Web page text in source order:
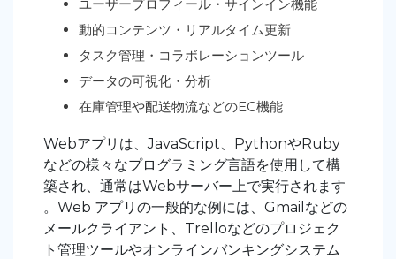
ユーザープロフィール・サインイン機能
動的コンテンツ・リアルタイム更新
タスク管理・コラボレーションツール
データの可視化・分析
在庫管理や配送物流などのEC機能
Webアプリは、JavaScript、PythonやRuby
などの様々なプログラミング言語を使用して構
築され、通常はWebサーバー上で実行されます
。Web アプリの一般的な例には、Gmailなどの
メールクライアント、Trelloなどのプロジェク
ト管理ツールやオンラインバンキングシステム